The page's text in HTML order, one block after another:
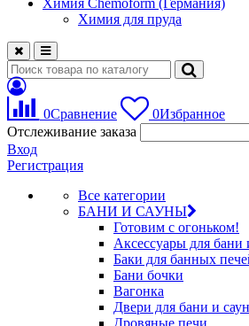
Химия Chemoform (Германия)
Химия для пруда
0Сравнение 0Избранное
Отслеживание заказа
Вход
Регистрация
Все категории
БАНИ И САУНЫ
Готовим с огоньком!
Аксессуары для бани
Баки для банных
Бани бочки
Вагонка
Двери для бани и
Дровяные печи